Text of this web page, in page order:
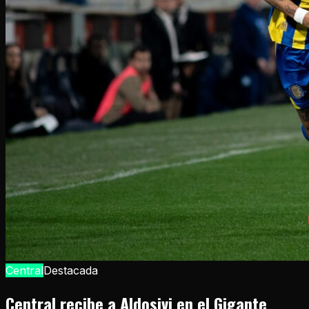
CentralDestacada
Central recibe a Aldosivi en el Gigante